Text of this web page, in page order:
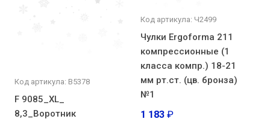
Код артикула: В5378
F 9085_XL_
8,3_Воротник
Код артикула: Ч2499
Чулки Ergoforma 211
компрессионные (1
класса компр.) 18-21
мм рт.ст. (цв. бронза)
№1
1 183 ₽